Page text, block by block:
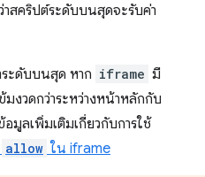
สคริปต์ระดับบนสุดจะรับค่า
ะดับบนสุด หาก iframe มี
มงวดกว่าระหว่างหน้าหลักกับ
มูลเพิ่มเติมเกี่ยวกับการใช้
allow ใน iframe